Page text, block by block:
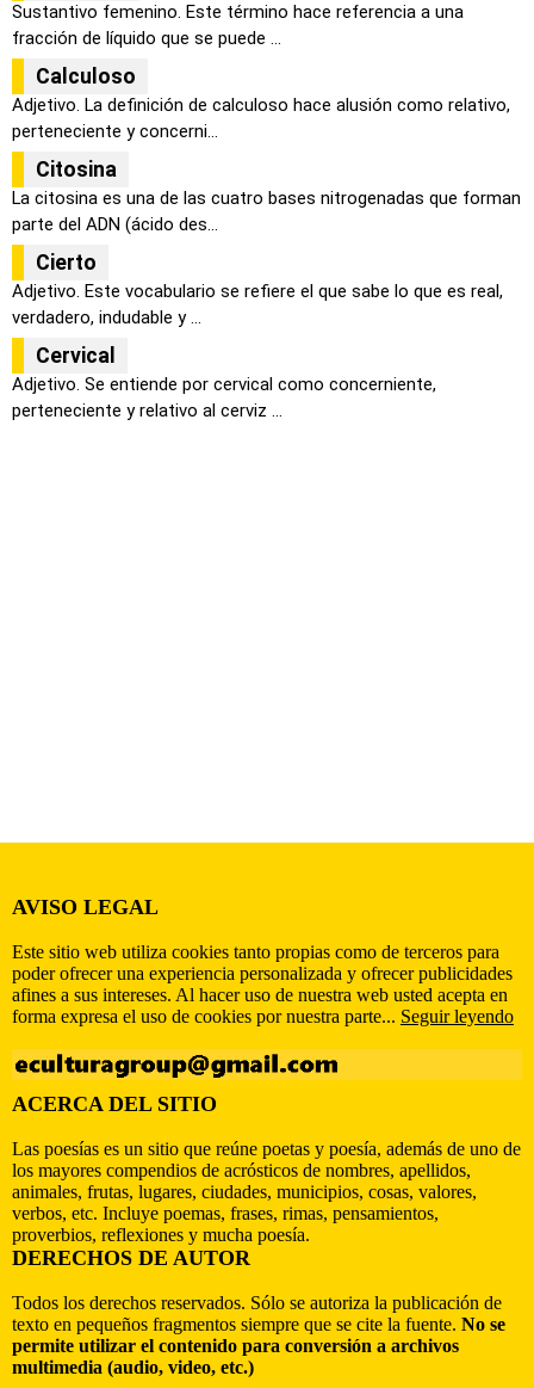
Sustantivo femenino. Este término hace referencia a una
fracción de líquido que se puede ...
Calculoso
Adjetivo. La definición de calculoso hace alusión como relativo,
perteneciente y concerni...
Citosina
La citosina es una de las cuatro bases nitrogenadas que forman
parte del ADN (ácido des...
Cierto
Adjetivo. Este vocabulario se refiere el que sabe lo que es real,
verdadero, indudable y ...
Cervical
Adjetivo. Se entiende por cervical como concerniente,
perteneciente y relativo al cerviz ...
AVISO LEGAL
Este sitio web utiliza cookies tanto propias como de terceros para
poder ofrecer una experiencia personalizada y ofrecer publicidades
afines a sus intereses. Al hacer uso de nuestra web usted acepta en
forma expresa el uso de cookies por nuestra parte... Seguir leyendo
ACERCA DEL SITIO
Las poesías es un sitio que reúne poetas y poesía, además de uno de
los mayores compendios de acrósticos de nombres, apellidos,
animales, frutas, lugares, ciudades, municipios, cosas, valores,
verbos, etc. Incluye poemas, frases, rimas, pensamientos,
proverbios, reflexiones y mucha poesía.
DERECHOS DE AUTOR
Todos los derechos reservados. Sólo se autoriza la publicación de
texto en pequeños fragmentos siempre que se cite la fuente. No se
permite utilizar el contenido para conversión a archivos
multimedia (audio, video, etc.)